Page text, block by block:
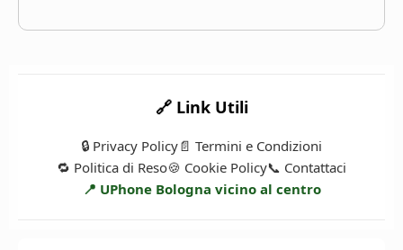
🔗 Link Utili
🔒 Privacy Policy📄 Termini e Condizioni
🔁 Politica di Reso🍪 Cookie Policy📞 Contattaci
📍 UPhone Bologna vicino al centro